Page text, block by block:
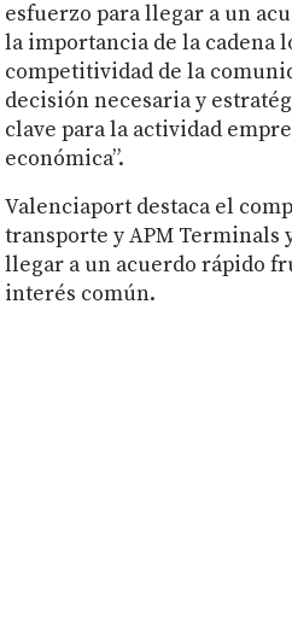
esfuerzo para llegar a un
la importancia de la cadena
competitividad de la
decisión necesaria y
clave para la actividad
económica”.
Valenciaport destaca el
transporte y APM Terminals
llegar a un acuerdo rápido
interés común.